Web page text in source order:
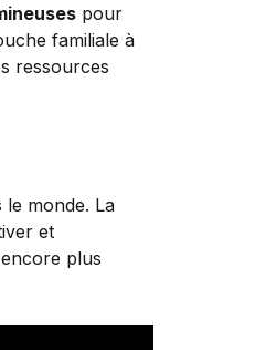
pour
familiale à
ressources
le monde. La
et
plus